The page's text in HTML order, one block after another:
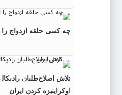
چه کسی حلقه‌ ازدواج را
تلاش اصلاح‌طلبان
اوکراینیزه کردن ایران